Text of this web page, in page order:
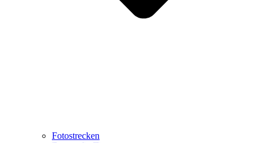
Fotostrecken